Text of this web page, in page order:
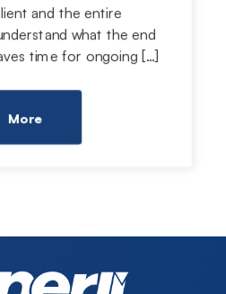
and the entire
what the end
time for ongoing […]
More